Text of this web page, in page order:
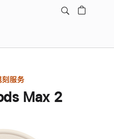
刻服务
Max 2